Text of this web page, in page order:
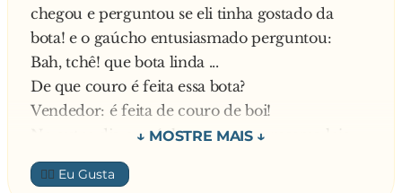
chegou e perguntou se eli tinha gostado da
bota! e o gaúcho entusiasmado perguntou:
Bah, tchê! que bota linda ...
De que couro é feita essa bota?
Vendedor: é feita de couro de boi!
No outro dia o gaúcho voutou na mesma loja
olhou a mesma bota e perguntou pro mesmo
atendente: bah, tchê... Que bota linda,
👍🏼